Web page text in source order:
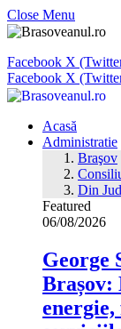
Close Menu
Facebook X
Facebook X
Acasă
Administratie
Braşov
Din
Featured
06/08/2026
George
Brașov: